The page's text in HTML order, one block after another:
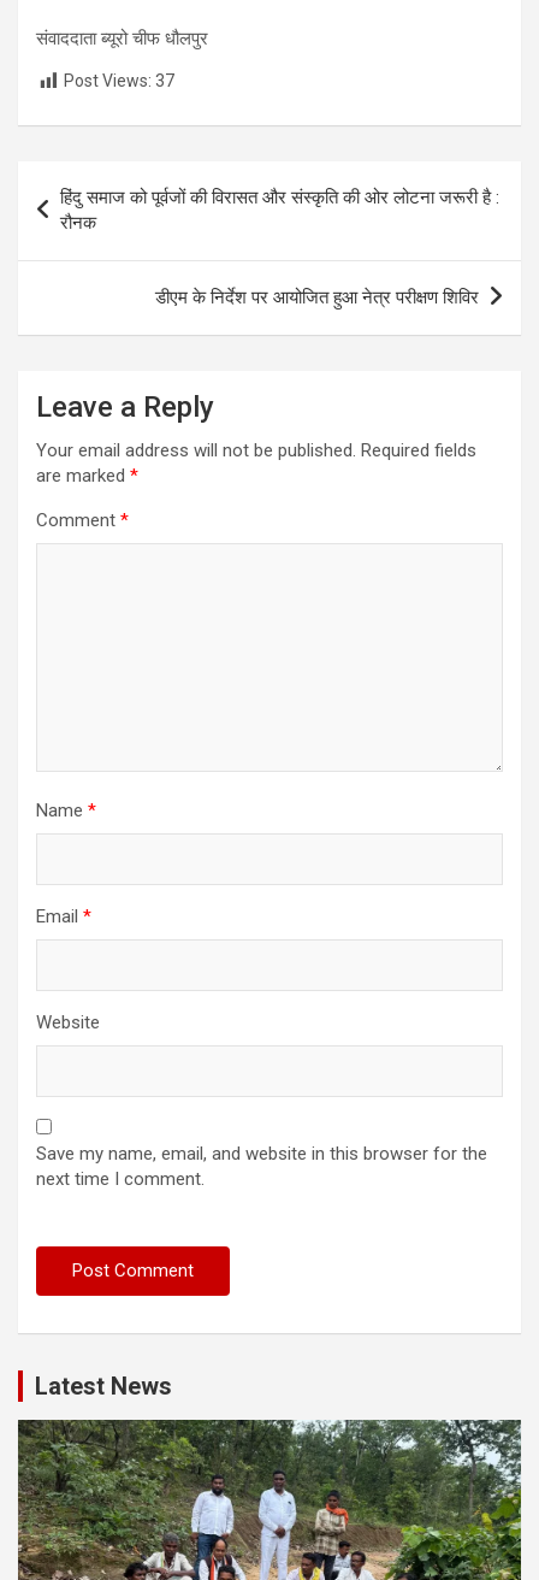
संवाददाता ब्यूरो चीफ धौलपुर
Post Views: 37
navigation
हिंदु समाज को पूर्वजों की विरासत और संस्कृति की ओर लोटना जरूरी है :
रौनक
डीएम के निर्देश पर आयोजित हुआ नेत्र परीक्षण शिविर
Leave a Reply
Your email address will not be published. Required fields
are marked *
Comment *
Name *
Email *
Website
Save my name, email, and website in this browser for the
next time I comment.
Latest News